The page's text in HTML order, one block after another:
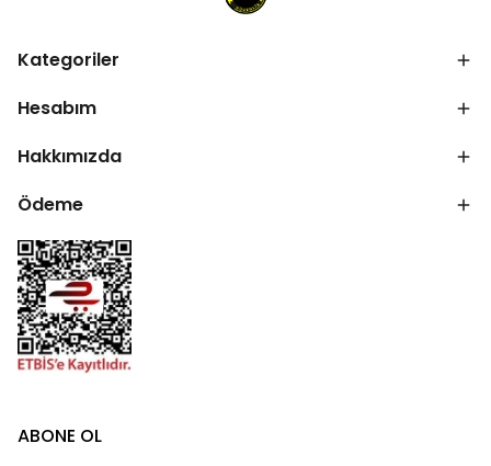
Kategoriler
Hesabım
Hakkımızda
Ödeme
ABONE OL